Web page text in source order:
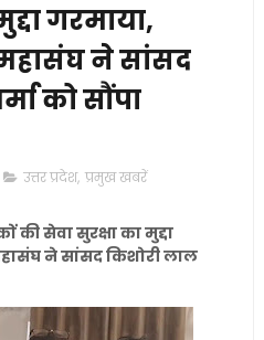
गरमाया,
महासंघ ने सांसद
को सौंपा
उत्तर प्रदेश, प्रमुख खबरें
की सेवा सुरक्षा का मुद्दा
ने सांसद किशोरी लाल